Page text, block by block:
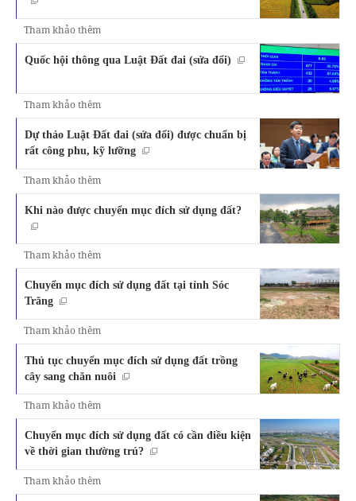
Tham khảo thêm
Quốc hội thông qua Luật Đất đai (sửa đổi)
Tham khảo thêm
Dự thảo Luật Đất đai (sửa đổi) được chuẩn bị
rất công phu, kỹ lưỡng
Tham khảo thêm
Khi nào được chuyển mục đích sử dụng đất?
Tham khảo thêm
Chuyển mục đích sử dụng đất tại tỉnh Sóc
Trăng
Tham khảo thêm
Thủ tục chuyển mục đích sử dụng đất trồng
cây sang chăn nuôi
Tham khảo thêm
Chuyển mục đích sử dụng đất có cần điều kiện
về thời gian thường trú?
Tham khảo thêm